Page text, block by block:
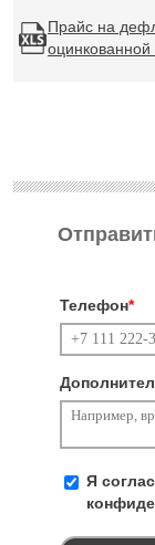
Прайс на
Телефон*
Я